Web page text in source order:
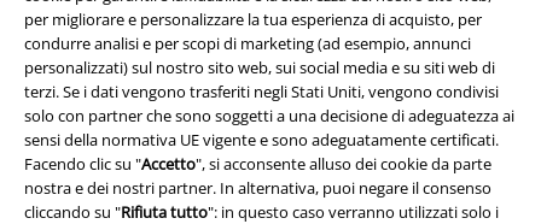
per migliorare e personalizzare la tua esperienza di acquisto, per
condurre analisi e per scopi di marketing (ad esempio, annunci
personalizzati) sul nostro sito web, sui social media e su siti web di
terzi. Se i dati vengono trasferiti negli Stati Uniti, vengono condivisi
solo con partner che sono soggetti a una decisione di adeguatezza ai
sensi della normativa UE vigente e sono adeguatamente certificati.
Facendo clic su "Accetto", si acconsente alluso dei cookie da parte
nostra e dei nostri partner. In alternativa, puoi negare il consenso
cliccando su "Rifiuta tutto": in questo caso verranno utilizzati solo i
Redazione
Legge sulla Privacy
Smaltimento rifiuti e protezione dell’ambiente
Dichiarazione di Conformità